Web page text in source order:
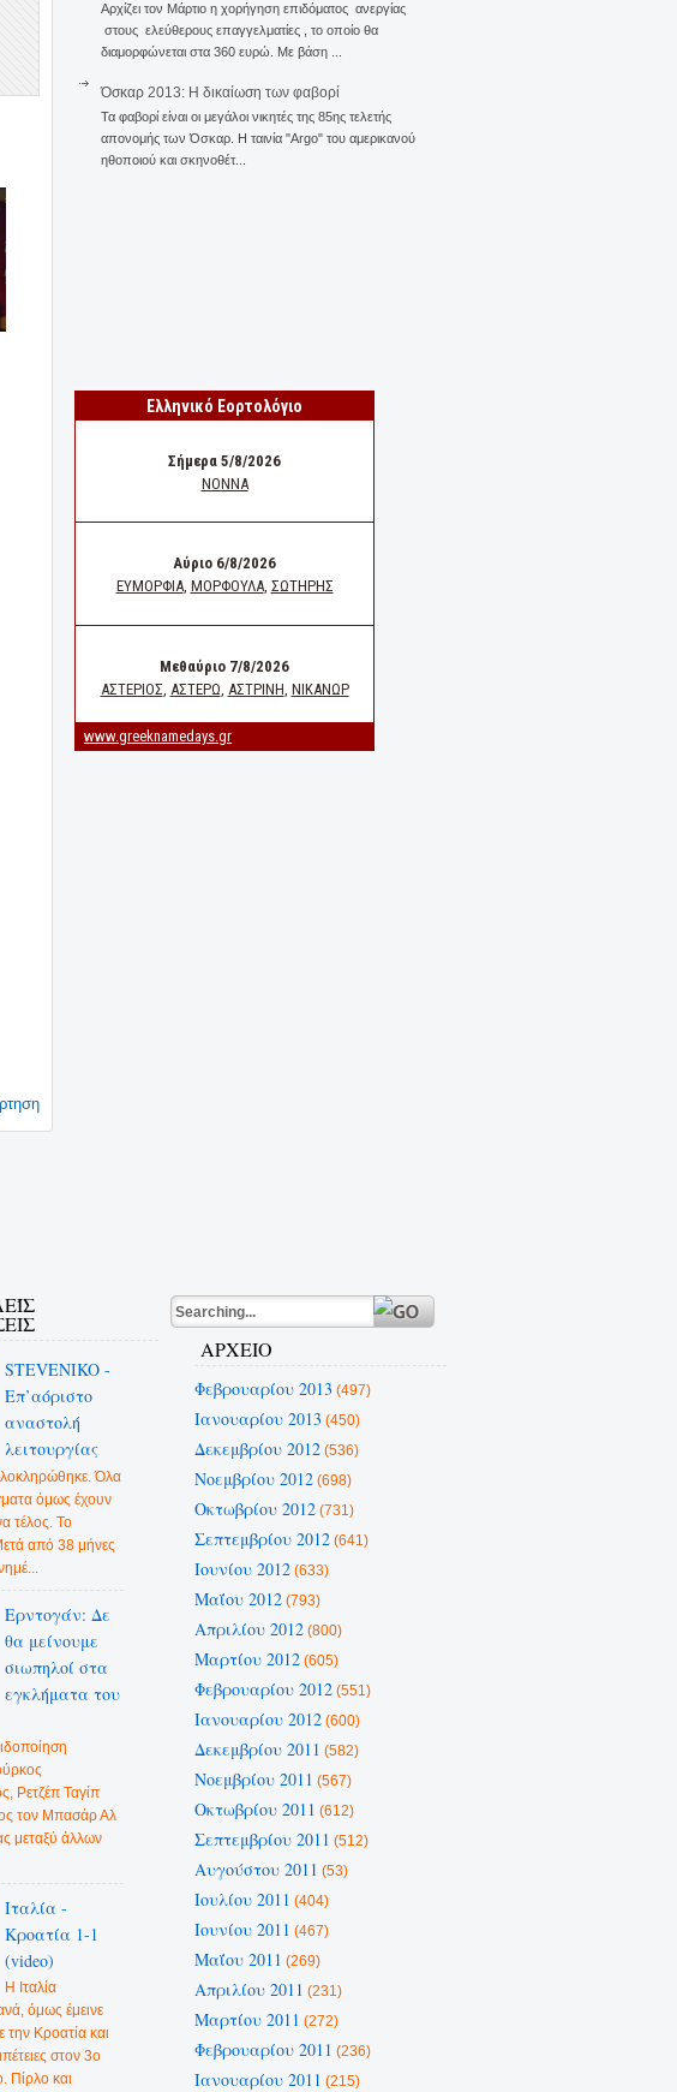
Αρχίζει τον Μάρτιο η χορήγηση επιδόματος ανεργίας
στους ελεύθερους επαγγελματίες , το οποίο θα
διαμορφώνεται στα 360 ευρώ. Με βάση ...
Όσκαρ 2013: Η δικαίωση των φαβορί
Τα φαβορί είναι οι μεγάλοι νικητές της 85ης τελετής
απονομής των Όσκαρ. Η ταινία "Αrgo" του αμερικανού
ηθοποιού και σκηνοθέτ...
STEVENIKO -
Επ’αόριστο
αναστολή
λειτουργίας
Όλα
όμως έχουν
τέλος. Το
από 38 μήνες
Ερντογάν: Δε
θα μείνουμε
σιωπηλοί στα
εγκλήματα του
Ρετζέπ Ταγίπ
τον Μπασάρ Αλ
μεταξύ άλλων
Ιταλία -
Κροατία 1-1
(video)
Η Ιταλία
όμως έμεινε
την Κροατία και
στον 3ο
Πίρλο και
ΑΡΧΕΙΟ
Φεβρουαρίου 2013 (497)
Ιανουαρίου 2013 (450)
Δεκεμβρίου 2012(536)
Νοεμβρίου 2012(698)
Οκτωβρίου 2012(731)
Σεπτεμβρίου 2012(641)
Ιουνίου 2012(633)
Μαΐου 2012(793)
Απριλίου 2012(800)
Μαρτίου 2012(605)
Φεβρουαρίου 2012(551)
Ιανουαρίου 2012(600)
Δεκεμβρίου 2011 (582)
Νοεμβρίου 2011 (567)
Οκτωβρίου 2011 (612)
Σεπτεμβρίου 2011 (512)
Αυγούστου 2011 (53)
Ιουλίου 2011 (404)
Ιουνίου 2011 (467)
Μαΐου 2011 (269)
Απριλίου 2011 (231)
Μαρτίου 2011 (272)
Φεβρουαρίου 2011 (236)
Ιανουαρίου 2011 (215)